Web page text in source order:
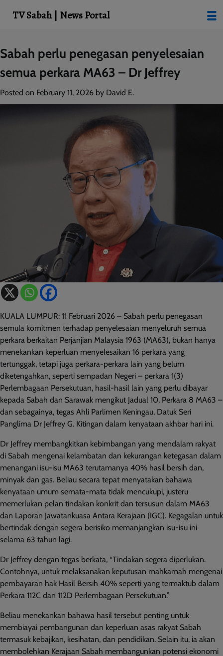
Skip
to
content
Sabah perlu penegasan penyelesaian
semua perkara MA63 – Dr Jeffrey
Posted on February 11, 2026 by David E.
KUALA LUMPUR: 11 Februari 2026 – Sabah perlu penegasan
semula komitmen terhadap penyelesaian menyeluruh semua
perkara berkaitan Perjanjian Malaysia 1963 (MA63), bukan hanya
menekankan keperluan menyelesaikan 16 perkara yang
tertunggak, tetapi juga perkara-perkara lain yang belum
diketengahkan, seperti sempadan Negeri – perkara 1(3)
Perlembagaan Persekutuan, hasil-hasil lain yang perlu dibayar
kepada Sabah dan Sarawak mengikut Jadual 10, Perkara 8 MA63 –
dan sebagainya, tegas Ahli Parlimen Keningau, Datuk Seri
Panglima Dr Jeffrey G. Kitingan dalam kenyataan akhbar hari ini.
Dr Jeffrey membangkitkan kebimbangan yang mendalam rakyat
di Sabah mengenai kelambatan dan kekurangan ketegasan dalam
menangani isu-isu MA63 terutamanya 40% hasil bersih dan,
minyak dan gas. Beliau secara tepat menyatakan bahawa
kenyataan umum semata-mata tidak mencukupi, justeru
memerlukan pelan tindakan konkrit dan tersusun dalam MA63
dan Laporan Jawatankuasa Antara Kerajaan (IGC). Kegagalan untuk
bertindak dengan segera berisiko memanjangkan isu-isu ini
selama 63 tahun lagi.
Dr Jeffrey dengan tegas berkata, “Tindakan segera diperlukan.
Contohnya, untuk melaksanakan keputusan mahkamah mengenai
pembayaran hak Hasil Bersih 40% seperti yang termaktub dalam
Perkara 112C dan 112D Perlembagaan Persekutuan.”
Beliau menekankan bahawa hasil tersebut penting untuk
membiayai pembangunan dan keperluan asas rakyat Sabah
termasuk kebajikan, kesihatan, dan pendidikan. Selain itu, ia akan
membolehkan Kerajaan Sabah membangunkan potensi ekonomi
TV Sabah | News Portal